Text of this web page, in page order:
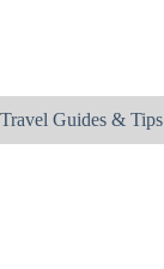
Travel Guides & Tips